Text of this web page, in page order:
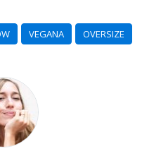
VEGANA
OVERSIZE